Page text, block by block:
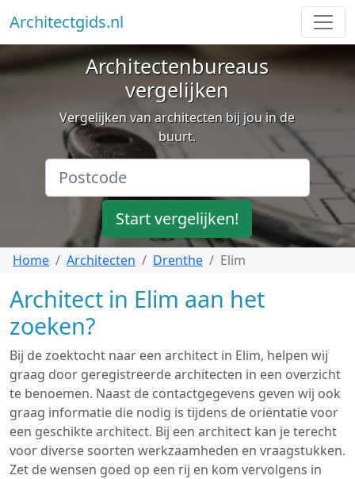
Architectgids.nl
Architectenbureaus
vergelijken
Vergelijken van architecten bij jou in de
buurt.
Start vergelijken!
Home Architecten Drenthe Elim
Architect in Elim aan het
zoeken?
Bij de zoektocht naar een architect in Elim, helpen wij
graag door geregistreerde architecten in een overzicht
te benoemen. Naast de contactgegevens geven wij ook
graag informatie die nodig is tijdens de oriëntatie voor
een geschikte architect. Bij een architect kan je terecht
voor diverse soorten werkzaamheden en vraagstukken.
Zet de wensen goed op een rij en kom vervolgens in